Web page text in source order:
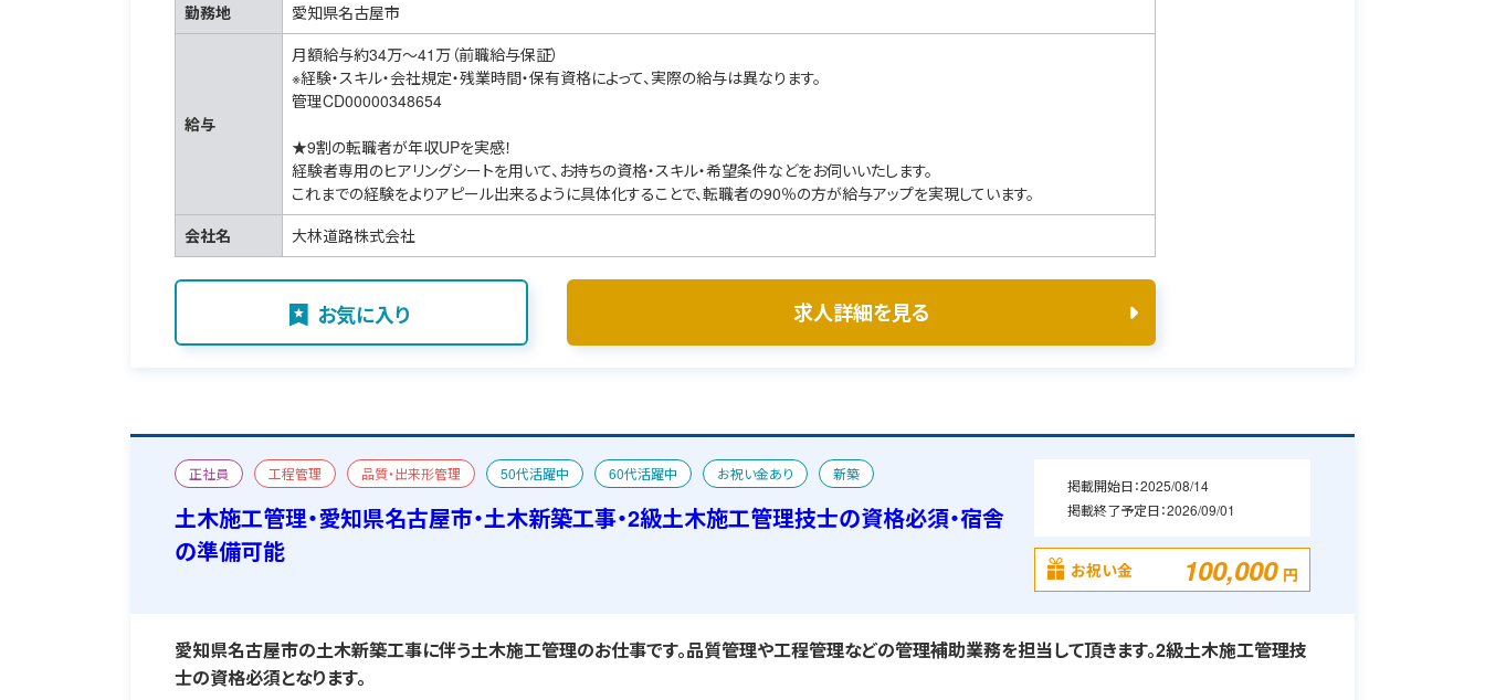
勤務地 愛知県名古屋市
給与
月額給与約34万～41万（前職給与保証）
※経験・スキル・会社規定・残業時間・保有資格によって、実際の給与は異なります。
管理CD00000348654
★9割の転職者が年収UPを実感！
経験者専用のヒアリングシートを用いて、お持ちの資格・スキル・希望条件などをお伺いいたします。
これまでの経験をよりアピール出来るように具体化することで、転職者の90％の方が給与アップを実現しています。
会社名
大林道路株式会社
お気に入り 求人詳細を見る
正社員 工程管理 品質・出来形管理 50代活躍中 60代活躍中 お祝い金あり
新築
二級土木施工管理技士
宿舎あり
土木施工管理・愛知県名古屋市・土木新築工事・2級土木施工管理技士の資格必須・宿舎
の準備可能
掲載開始日：2025/08/14
掲載終了予定日：2026/09/01
お祝い金 100,000 円
愛知県名古屋市の土木新築工事に伴う土木施工管理のお仕事です。品質管理や工程管理などの管理補助業務を担当して頂きます。2級土木施工管理技
士の資格必須となります。